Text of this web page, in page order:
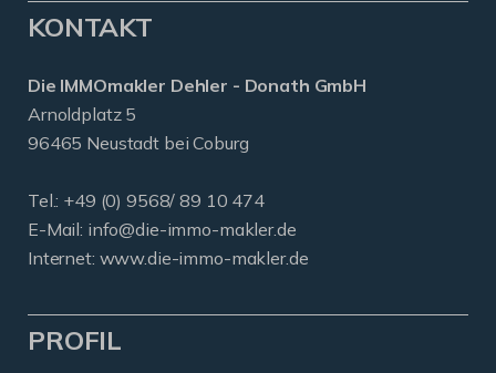
KONTAKT
Die IMMOmakler Dehler - Donath GmbH
Arnoldplatz 5
96465 Neustadt bei Coburg
Tel.: +49 (0) 9568/ 89 10 474
E-Mail: info@die-immo-makler.de
Internet: www.die-immo-makler.de
PROFIL